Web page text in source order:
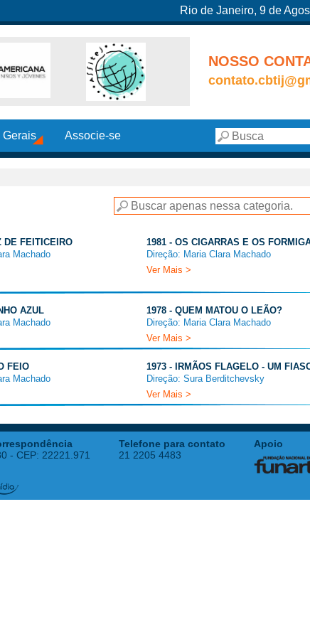
Rio de Janeiro, 9 de
NOSSO
Gerais Associe-se
DE FEITICEIRO
Machado
1981 - OS CIGARRAS E OS
Direção: Maria Clara Machado
Ver Mais >
AZUL
Machado
1978 - QUEM MATOU O LEÃO?
Direção: Maria Clara Machado
Ver Mais >
FEIO
Machado
1973 - IRMÃOS FLAGELO - UM
Direção: Sura Berditchevsky
Ver Mais >
- CEP: 22221.971
Telefone para contato
21 2205 4483
Apoio